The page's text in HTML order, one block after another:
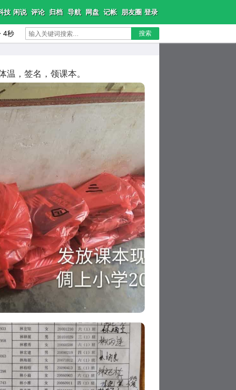
技 闲说 评论 归档 导航 网盘 记帐 朋友圈 登录
3秒 搜索
，签名，领课本。